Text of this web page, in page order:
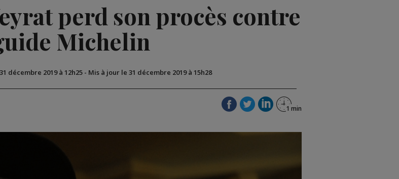
perd son procès contre
Michelin
31 décembre 2019 à 12h25- Mis à jour le 31 décembre 2019 à 15h28